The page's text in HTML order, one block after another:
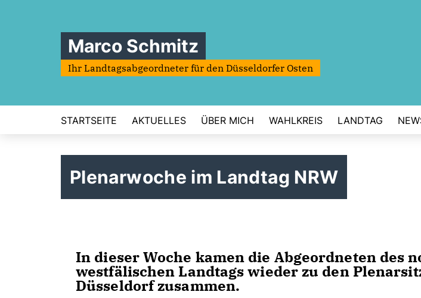
Marco Schmitz
Ihr Landtagsabgeordneter für den Düsseldorfer Osten
STARTSEITE AKTUELLES ÜBER MICH WAHLKREIS LANDTAG
Plenarwoche im Landtag NRW
In dieser Woche kamen die Abgeordneten des
westfälischen Landtags wieder zu den
Düsseldorf zusammen.